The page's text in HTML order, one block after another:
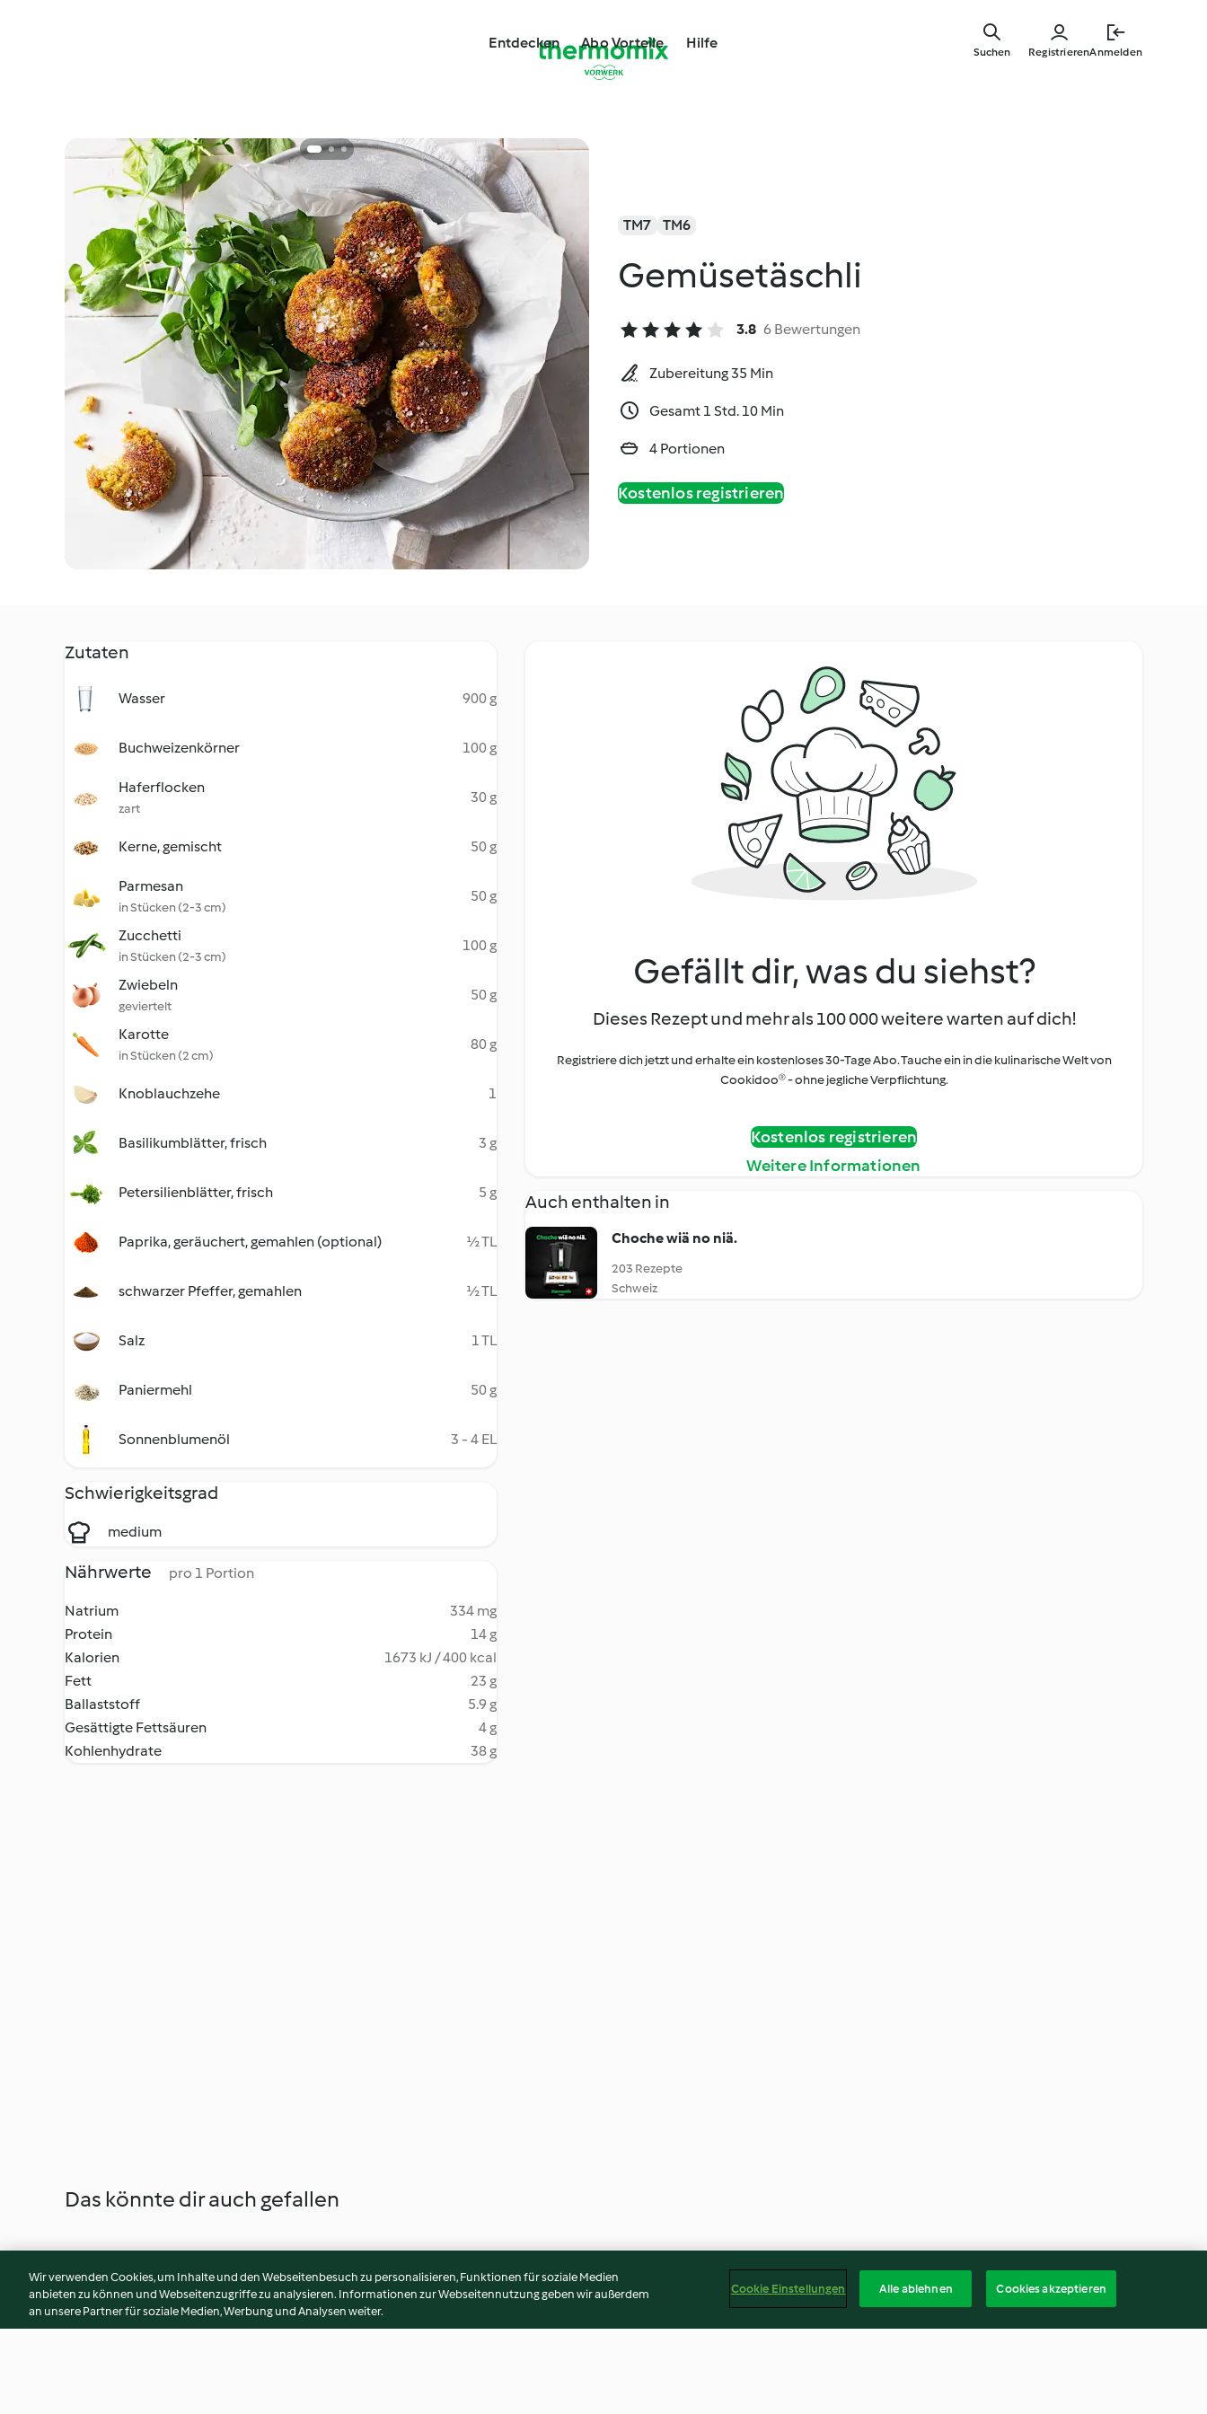
springen
Entdecken Abo Vorteile Hilfe
RegistrierenAnmelden
Suchen
TM7 TM6
Gemüsetäschli
3.8 6 Bewertungen
Zubereitung 35 Min
Gesamt 1 Std. 10 Min
4 Portionen
Kostenlos registrieren
Zutaten
Wasser 900 g
Buchweizenkörner 100 g
Haferflocken
zart
30 g
Kerne, gemischt 50 g
Parmesan
in Stücken (2-3 cm)
50 g
Zucchetti
in Stücken (2-3 cm)
100 g
Zwiebeln
geviertelt
50 g
Karotte
in Stücken (2 cm)
80 g
Knoblauchzehe 1
Basilikumblätter, frisch 3 g
Petersilienblätter, frisch 5 g
Paprika, geräuchert, gemahlen (optional) ½ TL
schwarzer Pfeffer, gemahlen ½ TL
Salz 1 TL
Paniermehl 50 g
Sonnenblumenöl 3 - 4 EL
Schwierigkeitsgrad
medium
Nährwerte pro 1 Portion
Natrium
334 mg
Protein
14 g
Kalorien
1673 kJ / 400 kcal
Fett
23 g
Ballaststoff
5.9 g
Gesättigte Fettsäuren
4 g
Kohlenhydrate
38 g
Gefällt dir, was du siehst?
Dieses Rezept und mehr als 100 000 weitere warten auf dich!
Registriere dich jetzt und erhalte ein kostenloses 30-Tage Abo. Tauche ein in die kulinarische Welt von
Cookidoo® - ohne jegliche Verpflichtung.
Kostenlos registrieren
Weitere Informationen
Auch enthalten in
Choche wiä no niä.
203 Rezepte
Schweiz
Das könnte dir auch gefallen
Wir verwenden Cookies, um Inhalte und den Webseitenbesuch zu personalisieren, Funktionen für soziale Medien
anbieten zu können und Webseitenzugriffe zu analysieren. Informationen zur Webseitennutzung geben wir außerdem
an unsere Partner für soziale Medien, Werbung und Analysen weiter.
Cookie Einstellungen Alle ablehnen Cookies akzeptieren